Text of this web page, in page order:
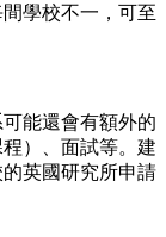
學校不一，可至
能還會有額外的
）、面試等。建
英國研究所申請